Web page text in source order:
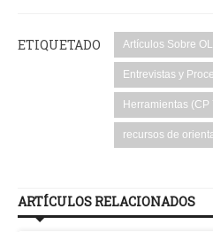
ETIQUETADO Artículos Sobre OL
Entrevistas y
Herramientas (CP
recursos de
ARTÍCULOS RELACIONADOS